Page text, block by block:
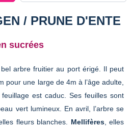
/ PRUNE D'ENTE
sucrées
arbre fruitier au port érigé. Il peut
pour une large de 4m à l’âge adulte,
est caduc. Ses feuilles sont
vert lumineux. En avril, l’arbre se
fleurs blanches. Mellifères, elles